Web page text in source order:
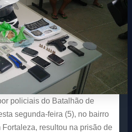
policiais do Batalhão de
segunda-feira (5), no bairro
Fortaleza, resultou na prisão de